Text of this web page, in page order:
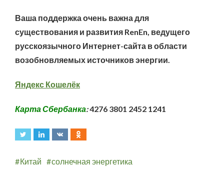
Ваша поддержка очень важна для
существования и развития RenEn, ведущего
русскоязычного Интернет-сайта в области
возобновляемых источников энергии.
Яндекс Кошелёк
Карта Сбербанка:4276 3801 2452 1241
Китай солнечная энергетика